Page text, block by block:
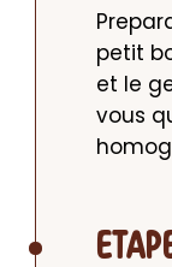
petit
et le
vous